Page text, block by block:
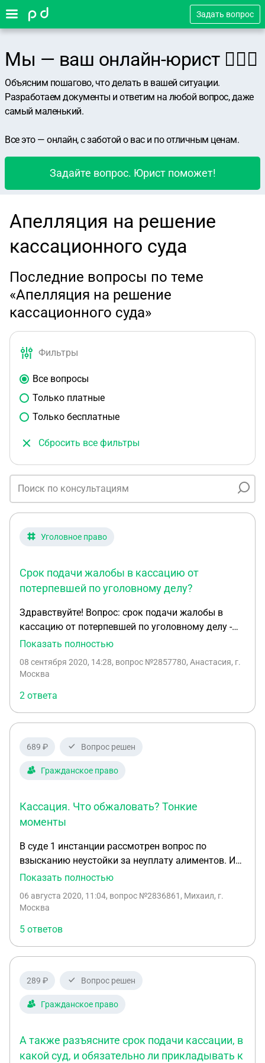
Задать вопрос
Мы — ваш онлайн-юрист 👨🏻‍⚖️
Объясним пошагово, что делать в вашей ситуации.
Разработаем документы и ответим на любой вопрос, даже
самый маленький.
Все это — онлайн, с заботой о вас и по отличным ценам.
Задайте вопрос. Юрист поможет!
Апелляция на решение
кассационного суда
Последние вопросы по теме
«Апелляция на решение
кассационного суда»
Фильтры
Все вопросы
Только платные
Только бесплатные
Сбросить все фильтры
Уголовное право
Срок подачи жалобы в кассацию от
потерпевшей по уголовному делу?
Здравствуйте! Вопрос: срок подачи жалобы в
кассацию от потерпевшей по уголовному делу -
год, считается со дня вынесения определения в
считается со дня подачи самой кассационной
Показать полностью
08 сентября 2020, 14:28, вопрос №2857780, Анастасия, г.
Москва
2 ответа
689 ₽ Вопрос решен
Гражданское право
Кассация. Что обжаловать? Тонкие
моменты
В суде 1 инстанции рассмотрен вопрос по
взысканию неустойки за неуплату алиментов. Иск
удовлетворен частично, сумма уменьшена в ~2
суд привёл 5 пунктов. В апелляции обжаловал
суда 1 инстанции оставил в силе. В мотивировки
указал, что полностью согласен с позицией
нижестоящего суда, но при этом ссылается уже
пишет, как буд-то их и не было и никто их не
обжаловал. Готовлю кассационную жалобу, как
указаны в апелляционном определении. Смысла
обжаловать 3 оставшихся основания нет, т.к. хоть
Показать полностью
06 августа 2020, 11:04, вопрос №2836861, Михаил, г.
Москва
5 ответов
289 ₽ Вопрос решен
Гражданское право
А также разъясните срок подачи кассации, в
какой суд, и обязательно ли прикладывать к